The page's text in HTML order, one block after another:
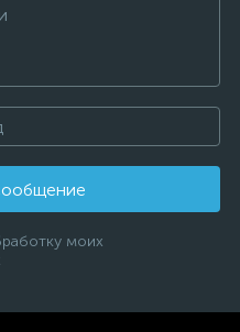
моих